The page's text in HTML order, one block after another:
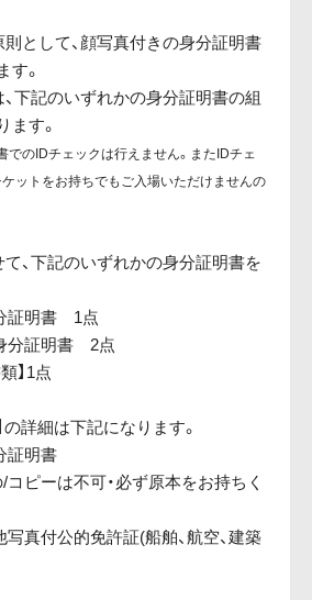
として、顔写真付きの身分証明書
。
下記のいずれかの身分証明書の組
す。
のIDチェックは行えません。またIDチェ
ケットをお持ちでもご入場いただけませんの
、下記のいずれかの身分証明書を
証明書 1点
分証明書 2点
】1点
】の詳細は下記になります。
証明書
コピーは不可・必ず原本をお持ちく
写真付公的免許証(船舶、航空、建築